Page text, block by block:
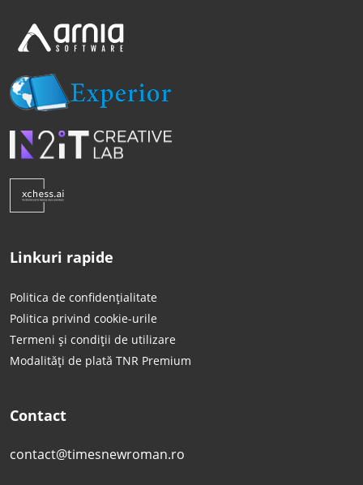
Linkuri rapide
Politica de confidențialitate
Politica privind cookie-urile
Termeni și condiții de utilizare
Modalități de plată TNR Premium
Contact
contact@timesnewroman.ro